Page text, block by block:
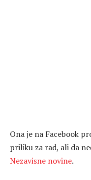
Ona je na Facebook
priliku za rad, ali da
Nezavisne novine.